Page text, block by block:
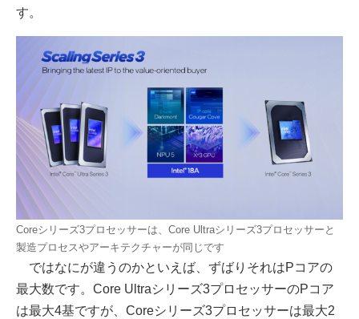
す。
Coreシリーズ3プロセッサーは、Core Ultraシリーズ3プロセッサーと
製造プロセスやアーキテクチャーが同じです
ではなにが違うのかといえば、ずばりそれはPコアの
最大数です。Core Ultraシリーズ3プロセッサーのPコア
は最大4基ですが、Coreシリーズ3プロセッサーは最大2